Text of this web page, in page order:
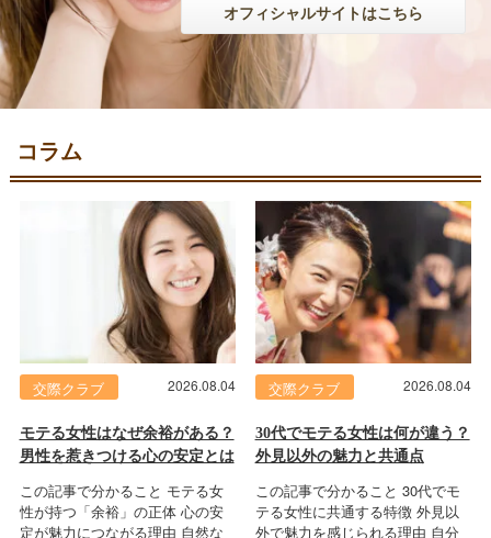
オフィシャルサイトはこちら
コラム
交際クラブ 2026.08.04
モテる女性はなぜ余裕がある？
男性を惹きつける心の安定とは
この記事で分かること モテる女
性が持つ「余裕」の正体 心の安
定が魅力につながる理由 自然な
交際クラブ 2026.08.04
30代でモテる女性は何が違う？
外見以外の魅力と共通点
この記事で分かること 30代でモ
テる女性に共通する特徴 外見以
外で魅力を感じられる理由 自分